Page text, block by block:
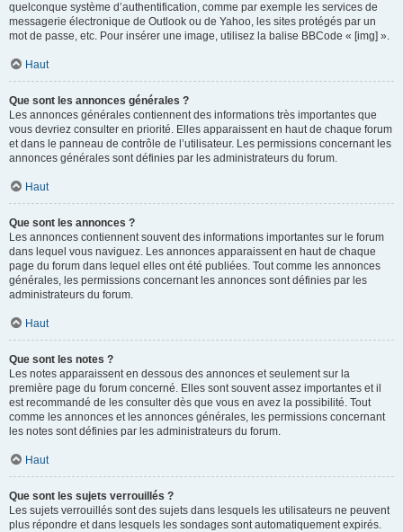
quelconque système d’authentification, comme par exemple les services de
messagerie électronique de Outlook ou de Yahoo, les sites protégés par un
mot de passe, etc. Pour insérer une image, utilisez la balise BBCode « [img] ».
Haut
Que sont les annonces générales ?
Les annonces générales contiennent des informations très importantes que
vous devriez consulter en priorité. Elles apparaissent en haut de chaque forum
et dans le panneau de contrôle de l’utilisateur. Les permissions concernant les
annonces générales sont définies par les administrateurs du forum.
Haut
Que sont les annonces ?
Les annonces contiennent souvent des informations importantes sur le forum
dans lequel vous naviguez. Les annonces apparaissent en haut de chaque
page du forum dans lequel elles ont été publiées. Tout comme les annonces
générales, les permissions concernant les annonces sont définies par les
administrateurs du forum.
Haut
Que sont les notes ?
Les notes apparaissent en dessous des annonces et seulement sur la
première page du forum concerné. Elles sont souvent assez importantes et il
est recommandé de les consulter dès que vous en avez la possibilité. Tout
comme les annonces et les annonces générales, les permissions concernant
les notes sont définies par les administrateurs du forum.
Haut
Que sont les sujets verrouillés ?
Les sujets verrouillés sont des sujets dans lesquels les utilisateurs ne peuvent
plus répondre et dans lesquels les sondages sont automatiquement expirés.